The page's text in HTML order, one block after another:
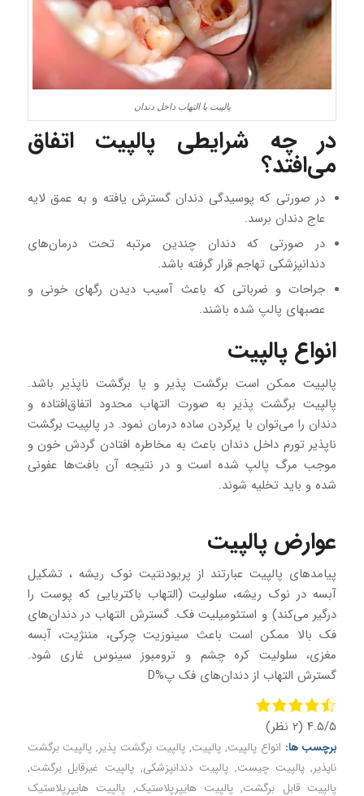
پالپیت یا التهاب داخل دندان
در چه شرایطی پالپیت اتفاق
می‌افتد؟
در صورتی که پوسیدگی دندان گسترش یافته و به عمق لایه
عاج دندان برسد.
در صورتی که دندان چندین مرتبه تحت درمان‌های
دندانپزشکی تهاجم قرار گرفته باشد.
جراحات و ضرباتی که باعث آسیب دیدن رگهای خونی و
عصبهای پالپ شده باشند.
انواع پالپیت
پالپیت ممکن است برگشت ‌پذیر و یا برگشت ‌ناپذیر باشد.
پالپیت برگشت‌ پذیر به صورت التهاب محدود اتفاق‌افتاده و
دندان را می‌توان با پرکردن ساده درمان نمود. در پالپیت برگشت
‌ناپذیر تورم داخل دندان باعث به مخاطره افتادن گردش خون و
موجب مرگ پالپ شده است و در نتیجه آن بافت‌ها عفونی
شده و باید تخلیه شوند.
عوارض پالپیت
پیامدهای پالپیت عبارتند از پریودنتیت نوک ریشه ، تشکیل
آبسه در نوک ریشه، سلولیت (التهاب باکتریایی که پوست را
درگیر می‌کند) و استئومیلیت فک. گسترش التهاب در دندان‌های
فک بالا ممکن است باعث سینوزیت چرکی، مننژیت، آبسه
مغزی، سلولیت کره چشم و ترومبوز سینوس غاری شود.
گسترش التهاب از دندان‌های فک پ%D
۴.۵/۵ (۲ نظر)
برچسب ها: انواع پالپیت,پالپیت, پالپیت برگشت ‌پذیر, پالپیت برگشت
‌ناپذیر,پالپیت چیست, پالپیت دندانپزشکی,پالپیت غیرقابل برگشت,
پالپیت قابل برگشت, پالپیت هایپرپلاستیک, پالپیت هایپرپلاستیک